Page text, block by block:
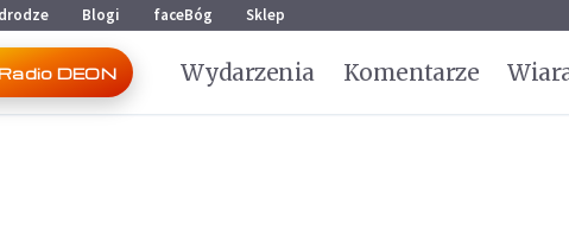
Blogi faceBóg Sklep
DEON Wydarzenia Komentarze